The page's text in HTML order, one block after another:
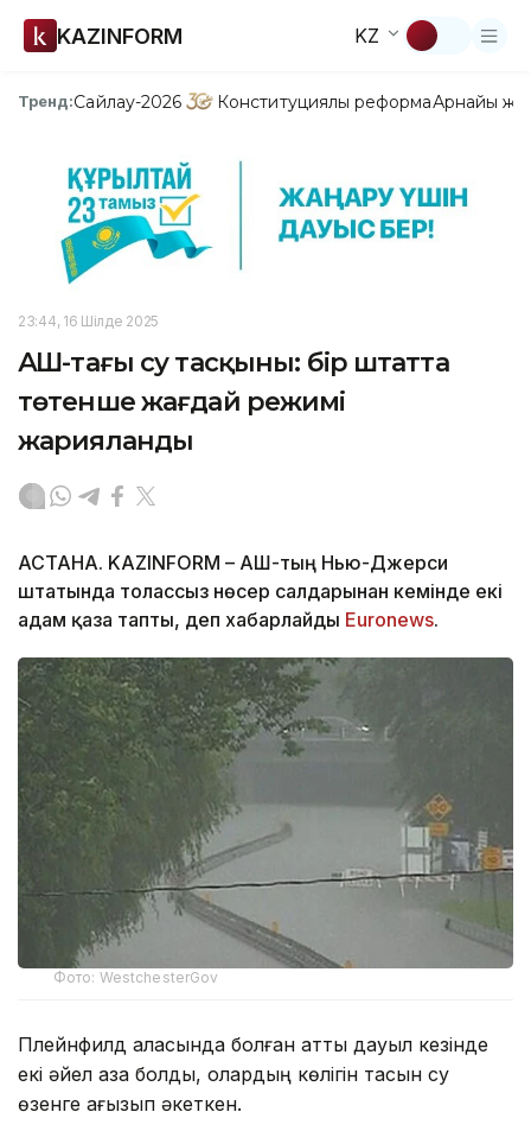
KAZINFORM KZ
Тренд:Сайлау-2026 Конституциялық реформаАрнайы
23:44, 16 Шілде 2025
АҚШ-тағы су тасқыны: бір штатта
төтенше жағдай режимі
жарияланды
АСТАНА. KAZINFORM – АҚШ-тың Нью-Джерси
штатында толассыз нөсер салдарынан кемінде екі
адам қаза тапты, деп хабарлайды Euronews.
Фото: WestchesterGov
Плейнфилд қаласында болған қатты дауыл кезінде
екі әйел қаза болды, олардың көлігін тасқын су
өзенге ағызып әкеткен.